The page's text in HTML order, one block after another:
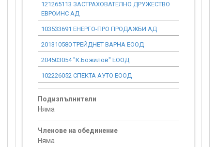
121265113 ЗАСТРАХОВАТЕЛНО ДРУЖЕСТВО
ЕВРОИНС АД
103533691 ЕНЕРГО-ПРО ПРОДАЖБИ АД
201310580 ТРЕЙДНЕТ ВАРНА ЕООД
204503054 "К.Божилов" ЕООД
102226052 СПЕКТА АУТО ЕООД
Подизпълнители
Няма
Членове на обединение
Няма